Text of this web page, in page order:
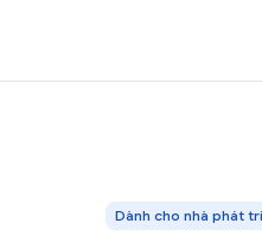
Dành cho nhà phát